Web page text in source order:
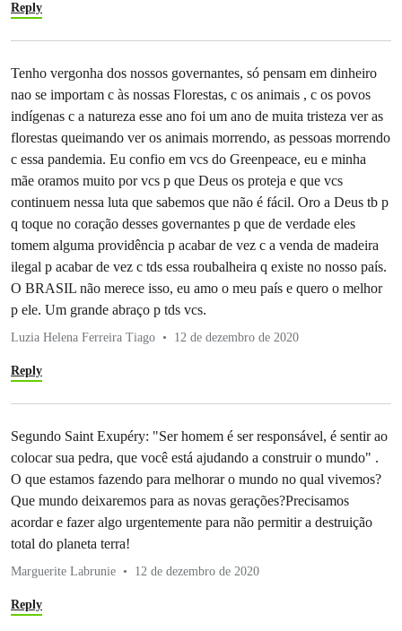
Reply
Tenho vergonha dos nossos governantes, só pensam em dinheiro
nao se importam c às nossas Florestas, c os animais , c os povos
indígenas c a natureza esse ano foi um ano de muita tristeza ver as
florestas queimando ver os animais morrendo, as pessoas morrendo
c essa pandemia. Eu confio em vcs do Greenpeace, eu e minha
mãe oramos muito por vcs p que Deus os proteja e que vcs
continuem nessa luta que sabemos que não é fácil. Oro a Deus tb p
q toque no coração desses governantes p que de verdade eles
tomem alguma providência p acabar de vez c a venda de madeira
ilegal p acabar de vez c tds essa roubalheira q existe no nosso país.
O BRASIL não merece isso, eu amo o meu país e quero o melhor
p ele. Um grande abraço p tds vcs.
Luzia Helena Ferreira Tiago 12 de dezembro de 2020
Reply
Segundo Saint Exupéry: "Ser homem é ser responsável, é sentir ao
colocar sua pedra, que você está ajudando a construir o mundo" .
O que estamos fazendo para melhorar o mundo no qual vivemos?
Que mundo deixaremos para as novas gerações?Precisamos
acordar e fazer algo urgentemente para não permitir a destruição
total do planeta terra!
Marguerite Labrunie 12 de dezembro de 2020
Reply